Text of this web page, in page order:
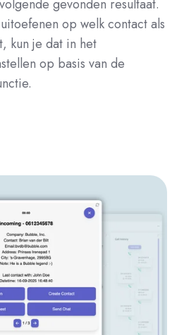
gevonden resultaat.
op welk contact als
kun je dat in het
op basis van de